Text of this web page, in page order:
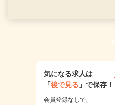
1
気になる求人は
「後で見る 」で保存！
会員登録なしで、